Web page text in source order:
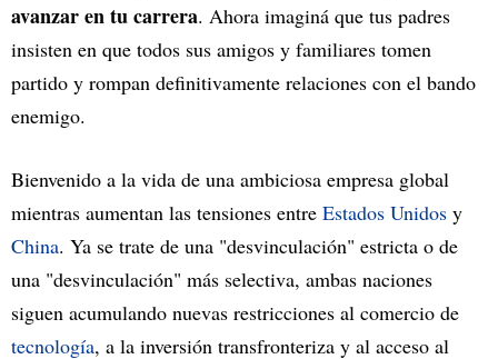
avanzar en tu carrera. Ahora imaginá que tus padres
insisten en que todos sus amigos y familiares tomen
partido y rompan definitivamente relaciones con el bando
enemigo.
Bienvenido a la vida de una ambiciosa empresa global
mientras aumentan las tensiones entre Estados Unidos y
China. Ya se trate de una "desvinculación" estricta o de
una "desvinculación" más selectiva, ambas naciones
siguen acumulando nuevas restricciones al comercio de
tecnología, a la inversión transfronteriza y al acceso al